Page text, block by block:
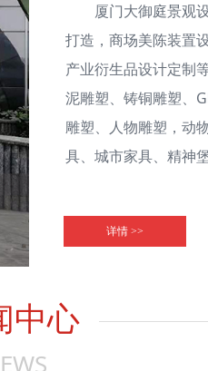
厦门大御庭景观设
打造，商场美陈装置
产业衍生品设计定制
泥雕塑、铸铜雕塑、
雕塑、人物雕塑，动
具、城市家具、精神
详情 >>
中心